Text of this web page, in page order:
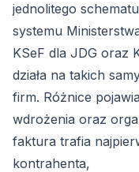
jednolitego
systemu
KSeF dla JDG oraz
działa na takich
firm. Różnice
wdrożenia oraz
faktura trafia
kontrahenta,